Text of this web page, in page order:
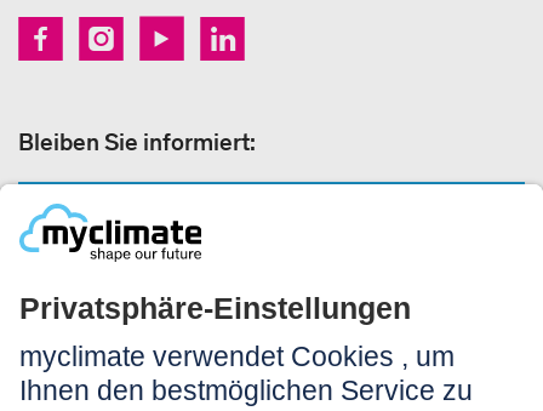
Bleiben Sie informiert:
Rechtliches:
Impressum